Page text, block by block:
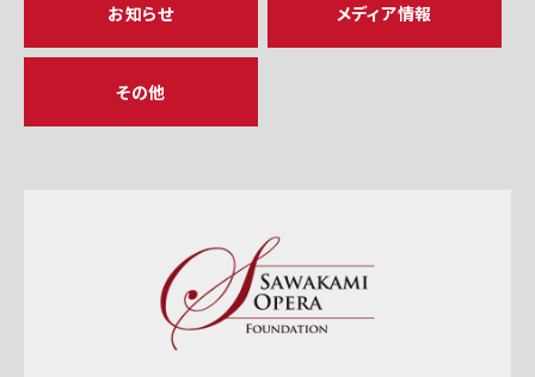
お知らせ メディア情報
その他